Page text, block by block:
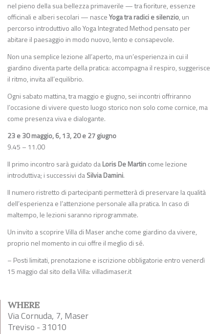
nel pieno della sua bellezza primaverile — tra fioriture, essenze
officinali e alberi secolari — nasceYoga tra radici e silenzio, un
percorso introduttivo allo Yoga Integrated Method pensato per
abitare il paesaggio in modo nuovo, lento e consapevole.
Non una semplice lezione all’aperto, ma un’esperienza in cui il
giardino diventa parte della pratica: accompagna il respiro, suggerisce
il ritmo, invita all’equilibrio.
Ogni sabato mattina, tra maggio e giugno, sei incontri offriranno
l’occasione di vivere questo luogo storico non solo come cornice, ma
come presenza viva e dialogante.
23 e 30 maggio, 6, 13, 20 e 27 giugno
9.45 – 11.00
Il primo incontro sarà guidato daLoris De Martincome lezione
introduttiva; i successivi daSilvia Damini.
Il numero ristretto di partecipanti permetterà di preservare la qualità
dell’esperienza e l’attenzione personale alla pratica. In caso di
maltempo, le lezioni saranno riprogrammate.
Un invito a scoprire Villa di Maser anche come giardino da vivere,
proprio nel momento in cui offre il meglio di sé.
– Posti limitati, prenotazione e iscrizione obbligatorie entro venerdì
15 maggio dal sito della Villa: villadimaser.it
WHERE
Via Cornuda, 7, Maser
Treviso - 31010